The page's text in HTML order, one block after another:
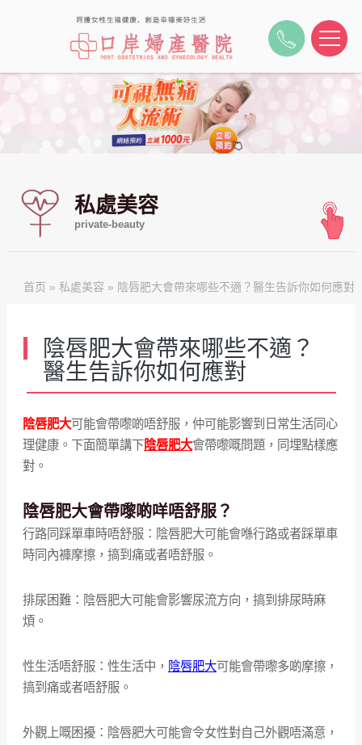
私處美容
private-beauty
首页 »私處美容 » 陰唇肥大會帶來哪些不適？醫生告訴你如何應對
陰唇肥大會帶來哪些不適？
醫生告訴你如何應對
陰唇肥大可能會帶嚟啲唔舒服，仲可能影響到日常生活同心
理健康。下面簡單講下陰唇肥大會帶嚟嘅問題，同埋點樣應
對。
陰唇肥大會帶嚟啲咩唔舒服？
行路同踩單車時唔舒服：陰唇肥大可能會喺行路或者踩單車
時同內褲摩擦，搞到痛或者唔舒服。
排尿困難：陰唇肥大可能會影響尿流方向，搞到排尿時麻
煩。
性生活唔舒服：性生活中， 陰唇肥大可能會帶嚟多啲摩擦，
搞到痛或者唔舒服。
外觀上嘅困擾：陰唇肥大可能會令女性對自己外觀唔滿意，